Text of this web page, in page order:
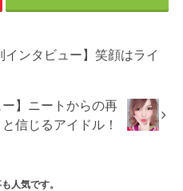
ンタビュー】笑顔はライ
】ニートからの再
信じるアイドル！
人気です。